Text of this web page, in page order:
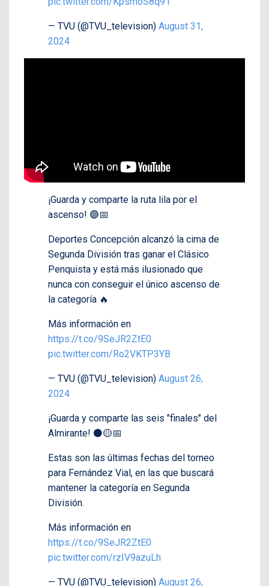
— TVU (@TVU_television) August 31,
2024
¡Guarda y comparte la ruta lila por el
ascenso! 🟣📅
Deportes Concepción alcanzó la cima de
Segunda División tras ganar el Clásico
Penquista y está más ilusionado que
nunca con conseguir el único ascenso de
la categoría 🔥
Más información en
https://t.co/9SeJR2ZtE0
pic.twitter.com/Ro2VKTP3YB
— TVU (@TVU_television) August 26,
2024
¡Guarda y comparte las seis "finales" del
Almirante! ⚫🟡📅
Estas son las últimas fechas del torneo
para Fernández Vial, en las que buscará
mantener la categoría en Segunda
División.
Más información en
https://t.co/9SeJR2ZtE0
pic.twitter.com/rzIV9azuLh
— TVU (@TVU_television) August 26,